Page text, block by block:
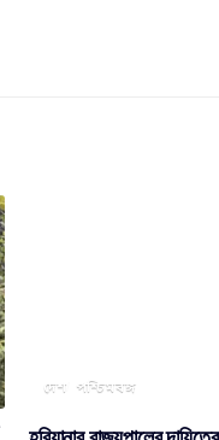
দেশ পশ্চিমবঙ্গ